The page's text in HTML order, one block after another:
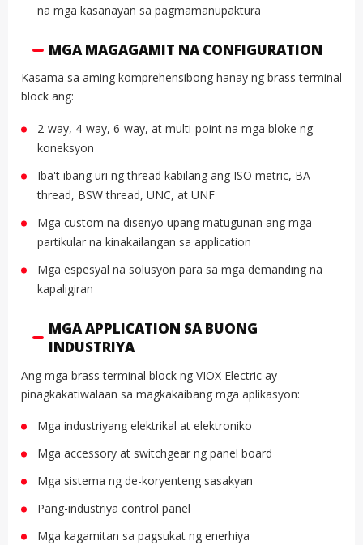
na mga kasanayan sa pagmamanupaktura
MGA MAGAGAMIT NA CONFIGURATION
Kasama sa aming komprehensibong hanay ng brass terminal
block ang:
2-way, 4-way, 6-way, at multi-point na mga bloke ng
koneksyon
Iba't ibang uri ng thread kabilang ang ISO metric, BA
thread, BSW thread, UNC, at UNF
Mga custom na disenyo upang matugunan ang mga
partikular na kinakailangan sa application
Mga espesyal na solusyon para sa mga demanding na
kapaligiran
MGA APPLICATION SA BUONG
INDUSTRIYA
Ang mga brass terminal block ng VIOX Electric ay
pinagkakatiwalaan sa magkakaibang mga aplikasyon:
Mga industriyang elektrikal at elektroniko
Mga accessory at switchgear ng panel board
Mga sistema ng de-koryenteng sasakyan
Pang-industriya control panel
Mga kagamitan sa pagsukat ng enerhiya